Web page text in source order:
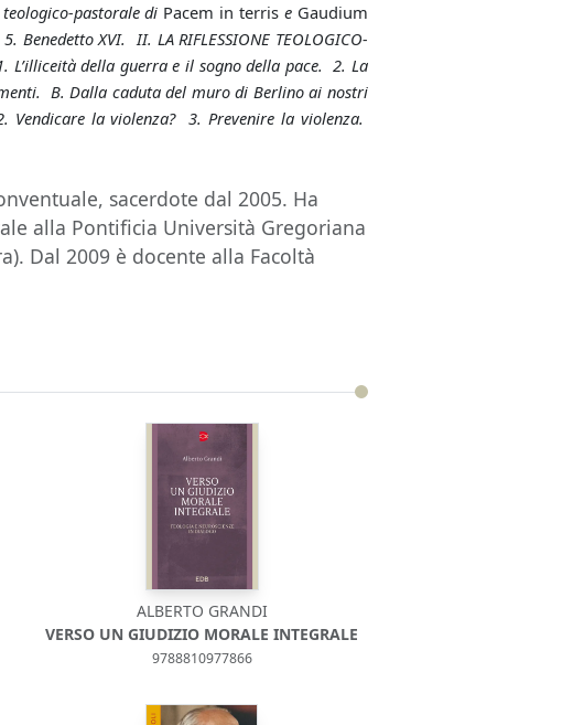
pastorale di Pacem in terris e Gaudium
XVI. II. LA RIFLESSIONE TEOLOGICO-
L’illiceità della guerra e il sogno della pace. 2. La
B. Dalla caduta del muro di Berlino ai nostri
la violenza? 3. Prevenire la violenza.
sacerdote dal 2005. Ha
alla Pontificia Università Gregoriana
Dal 2009 è docente alla Facoltà
ALBERTO GRANDI
VERSO UN GIUDIZIO MORALE INTEGRALE
9788810977866